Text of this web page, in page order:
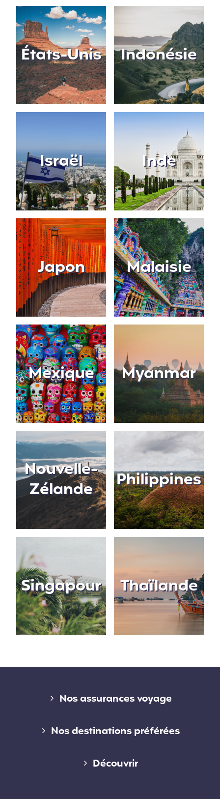
États-Unis Indonésie
Israël Inde
Japon Malaisie
Mexique Myanmar
Nouvelle-
Zélande
Philippines
Singapour Thaïlande
Nos assurances voyage
Assurance voyage courte durée
Nos destinations préférées
Assurance voyage en Australie
Découvrir